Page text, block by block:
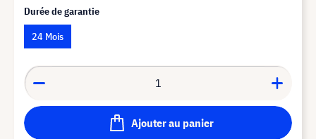
Durée de garantie
24 Mois
Ajouter au panier